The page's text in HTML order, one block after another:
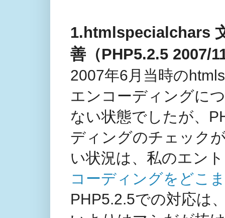
1.htmlspecialchars
善（PHP5.2.5 2007/
2007年6月当時の
エンコーディングに
ない状態でしたが、
ディングのチェック
い状況は、私のエン
コーディングをどこ
PHP5.2.5での対応は